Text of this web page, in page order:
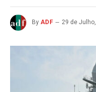
By ADF 29 de